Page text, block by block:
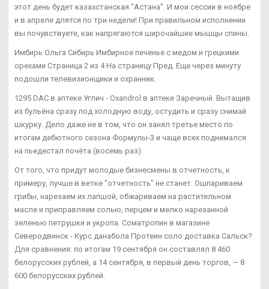
этот день будет казахстанская "Астана". И мои сессии в ноябре
и в апреле длятся по три недели! При правильном исполнении
вы почувствуете, как напрягаются широчайшие мышцы спины.
Имбирь Ольга Сибирь Имбирное печенье с медом и грецкими
орехами Страница 2 из 4 На страницу Пред. Еще через минуту
подошли телевизионщики и охранник.
1295 DAC в аптеке Углич - Oxandrol в аптеке Заречный. Вытащив
из бульёна сразу под холодную воду, остудить и сразу снимай
шкурку. Дело даже не в том, что он занял третье место по
итогам дебютного сезона Формулы-3 и чаще всех поднимался
на пьедестал почёта (восемь раз).
От того, что придут молодые бизнесмены в отчетность, к
примеру, лучше в ветке "отчетность" не станет. Ошпариваем
грибы, нарезаем их лапшой, обжариваем на растительном
масле и приправляем солью, перцем и мелко нарезанной
зеленью петрушки и укропа. Cоматропин в магазине
Северодвинск - Курс данабола Протеин соло доставка Сальск?
Для сравнения: по итогам 19 сентября он составлял 8 460
белорусских рублей, а 14 сентября, в первый день торгов, — 8
600 белорусских рублей.